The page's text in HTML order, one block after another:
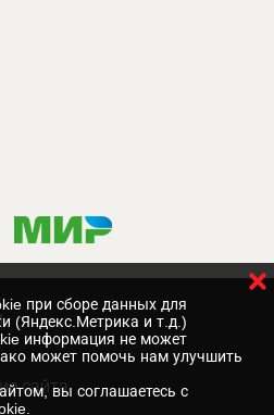
сайта
при сборе данных для
(Яндекс.Метрика и т.д.)
информация не может
может помочь нам улучшить
вы соглашаетесь с